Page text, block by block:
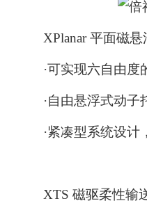
XPlanar 平面磁悬
·可实现六自由度
·自由悬浮式动子
·紧凑型系统设计
XTS 磁驱柔性输